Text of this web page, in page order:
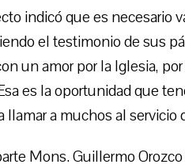
indicó que es necesario
el testimonio de sus
un amor por la Iglesia,
es la oportunidad que
llamar a muchos al servicio
Mons. Guillermo